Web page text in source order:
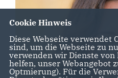
Cookie Hinweis
Diese Webseite verwendet
sind, um die Webseite zu
verwenden wir Dienste
helfen, unser Webangebot
Optmierung). Für die